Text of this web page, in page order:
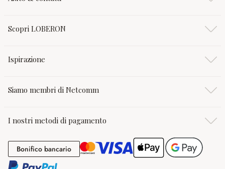
Scopri LOBERON
Ispirazione
Siamo membri di Netcomm
I nostri metodi di pagamento
Bonifico bancarioBonifico bancario